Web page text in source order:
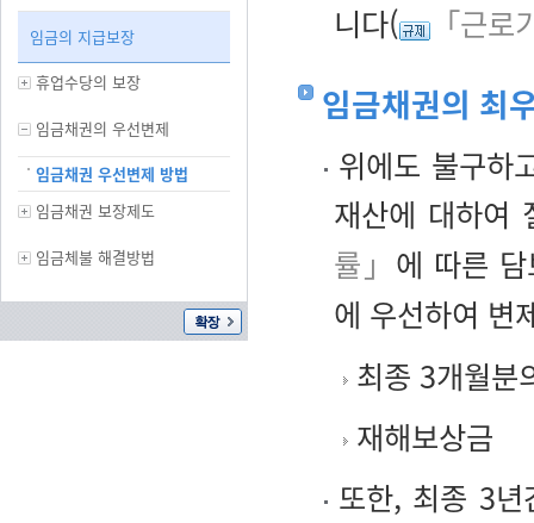
임금의 지급보장
휴업수당의 보장
임금채권의 우선변제
임금채권 우선변제 방법
임금채권 보장제도
임금체불 해결방법
니다(
「근
임금채권의 최
위에도 불구하
재산에 대하여
률」 에 따른
에 우선하여 변
최종 3개월분
재해보상금
또한, 최종 3년